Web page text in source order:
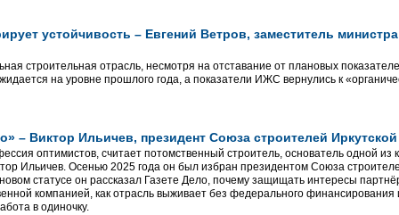
устойчивость – Евгений Ветров, заместитель
строительная отрасль, несмотря на отставание от плановых
на уровне прошлого года, а показатели ИЖС вернулись к
– Виктор Ильичев, президент Союза строителей
оптимистов, считает потомственный строитель, основатель одной из
Ильичев. Осенью 2025 года он был избран президентом Союза
статусе он рассказал Газете Дело, почему защищать интересы
компанией, как отрасль выживает без федерального
в одиночку.